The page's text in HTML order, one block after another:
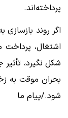
پرداخته‌اند.
اگر روند
اشتغال، پرداخت
شکل نگیرد،
بحران موقت به
شود./پیام ما